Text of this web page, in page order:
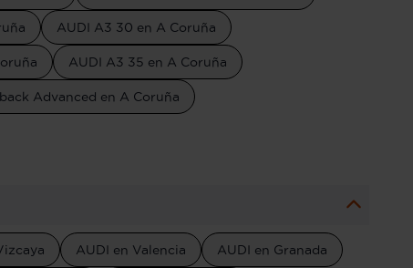
AUDI A3 30 en A Coruña
AUDI A3 35 en A Coruña
Advanced en A Coruña
AUDI en Valencia AUDI en Granada